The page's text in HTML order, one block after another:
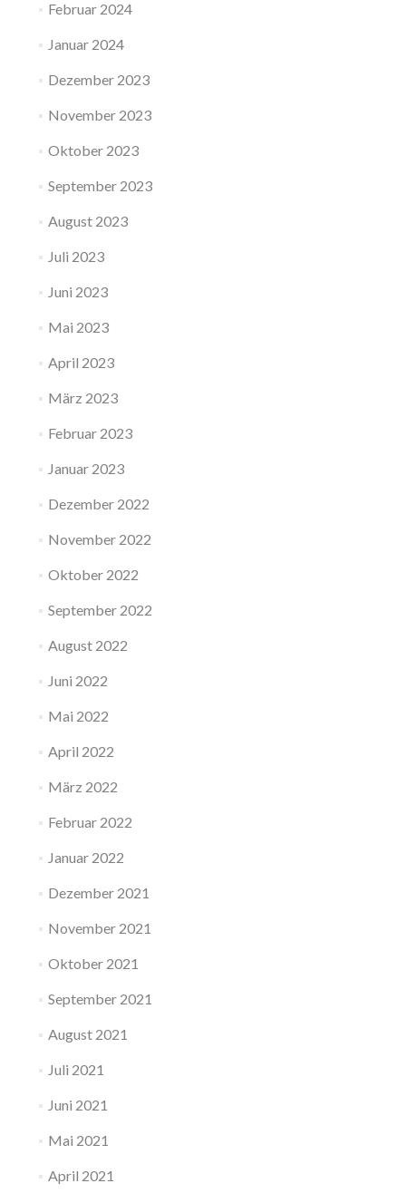
Februar 2024
Januar 2024
Dezember 2023
November 2023
Oktober 2023
September 2023
August 2023
Juli 2023
Juni 2023
Mai 2023
April 2023
März 2023
Februar 2023
Januar 2023
Dezember 2022
November 2022
Oktober 2022
September 2022
August 2022
Juni 2022
Mai 2022
April 2022
März 2022
Februar 2022
Januar 2022
Dezember 2021
November 2021
Oktober 2021
September 2021
August 2021
Juli 2021
Juni 2021
Mai 2021
April 2021